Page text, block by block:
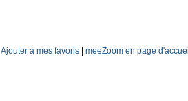
Ajouter à mes favoris meeZoom en page